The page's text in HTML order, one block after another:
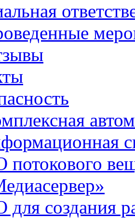
потокового
для создания